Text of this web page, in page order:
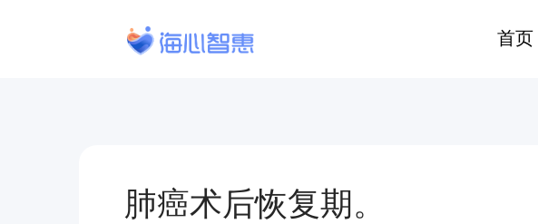
首页
肺癌术后恢复期。